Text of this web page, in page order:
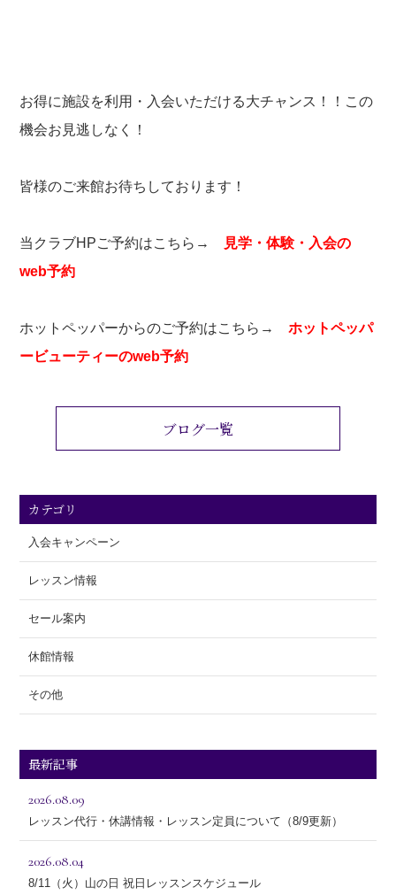
お得に施設を利用・入会いただける大チャンス！！この
機会お見逃しなく！
皆様のご来館お待ちしております！
当クラブHPご予約はこちら→
見学・体験・入会の
web予約
ホットペッパーからのご予約はこちら→ホットペッパ
ービューティーのweb予約
ブログ一覧
カテゴリ
入会キャンペーン
レッスン情報
セール案内
休館情報
その他
最新記事
2026.08.09
レッスン代行・休講情報・レッスン定員について（8/9更新）
2026.08.04
8/11（火）山の日 祝日レッスンスケジュール